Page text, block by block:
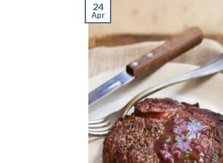
24
Apr